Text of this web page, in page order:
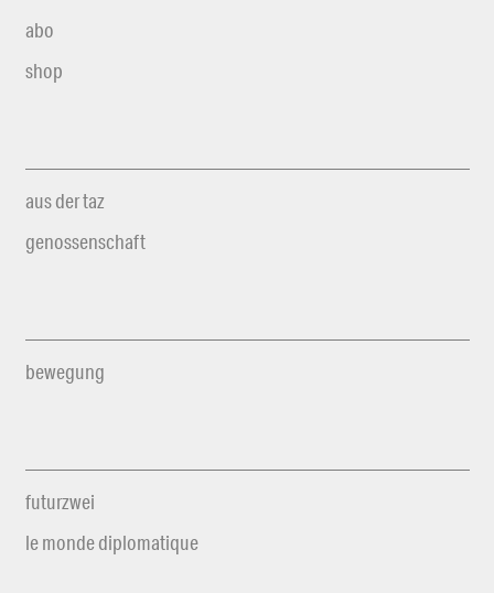
abo
shop
aus der taz
genossenschaft
bewegung
futurzwei
le monde diplomatique